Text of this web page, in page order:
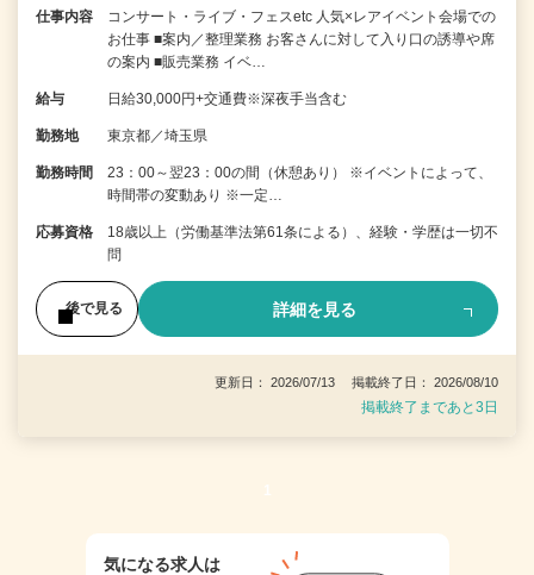
仕事内容
コンサート・ライブ・フェスetc 人気×レアイベント会場での
お仕事 ■案内／整理業務 お客さんに対して入り口の誘導や席
の案内 ■販売業務 イベ…
給与 日給30,000円+交通費※深夜手当含む
勤務地 東京都／埼玉県
勤務時間
23：00～翌23：00の間（休憩あり） ※イベントによって、
時間帯の変動あり ※一定…
応募資格
18歳以上（労働基準法第61条による）、経験・学歴は一切不
問
後で見る 詳細を見る
更新日： 2026/07/13 掲載終了日： 2026/08/10
掲載終了まであと3日
1
気になる求人は